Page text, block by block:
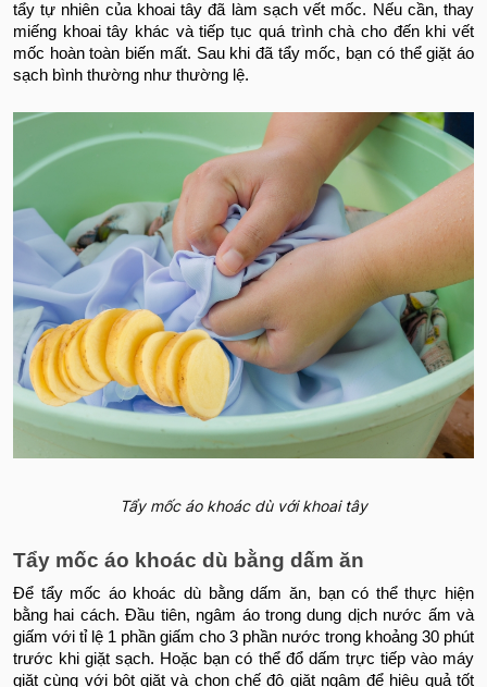
tẩy tự nhiên của khoai tây đã làm sạch vết mốc. Nếu cần, thay
miếng khoai tây khác và tiếp tục quá trình chà cho đến khi vết
mốc hoàn toàn biến mất. Sau khi đã tẩy mốc, bạn có thể giặt áo
sạch bình thường như thường lệ.
Tẩy mốc áo khoác dù với khoai tây
Tẩy mốc áo khoác dù bằng dấm ăn
Để tẩy mốc áo khoác dù bằng dấm ăn, bạn có thể thực hiện
bằng hai cách. Đầu tiên, ngâm áo trong dung dịch nước ấm và
giấm với tỉ lệ 1 phần giấm cho 3 phần nước trong khoảng 30 phút
trước khi giặt sạch. Hoặc bạn có thể đổ dấm trực tiếp vào máy
giặt cùng với bột giặt và chọn chế độ giặt ngâm để hiệu quả tốt